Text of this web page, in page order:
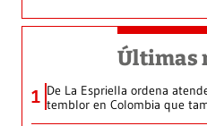
Últimas
1 De La Espriella ordena
temblor en Colombia que